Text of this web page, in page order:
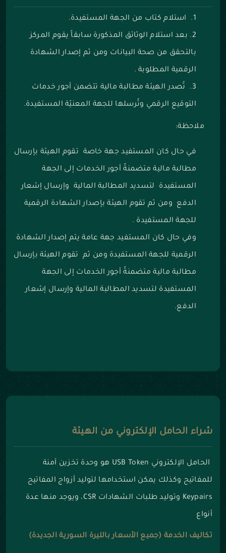
استلام كتاب من الجهة المستفيدة.
بعد استلام الوثائق المذكورة سابقاً يقوم المركز
بالتحقق من صحة البيانات ومن ثم إصدار الشهادة
الرقمية المطلوبة .
تُصدر الهيئة مطالبة مالية تتضمن أجور خدمات
التوقيع الرقمي وتُرسلها للجهة المعنيّة المستفيدة.
ملاحظة:
في حال كان المستفيد جهة خاصة تقوم الهيئة بإرسال
مطالبة مالية متضمنةً أجور الخدمات إلى الجهة
المستفيدة لتسديد المطالبة المالية وإرسال إشعار
الدفع ومن ثم تقوم الهيئة بإصدار الشهادة الرقمية
للجهة المستفيدة .
وفي حال كان المستفيد جهة عامة يتم إصدار الشهادة
الرقمية للجهة المستفيدة ومن ثم تقوم الهيئة بإرسال
مطالبة مالية متضمنةً أجور الخدمات إلى الجهة
المستفيدة لتسديد المطالبة المالية وإرسال إشعار
الدفع.
شراء الحامل الإلكتروني من الهيئة
الحامل الإلكتروني USB Token هو وحدة تخزين آمنة
للمفاتيح وكذلك يمكن استخدامها لتوليد أزواج المفاتيح
Keypairs وتوليد طلبات الشهادات CSR، ويوجد منها عدة
أنواع
تكاليف الخدمة (جميع الأسعار بالليرة السورية الجديدة)